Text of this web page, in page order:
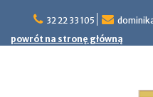
content
32 22 33 105
powrót na stronę główną